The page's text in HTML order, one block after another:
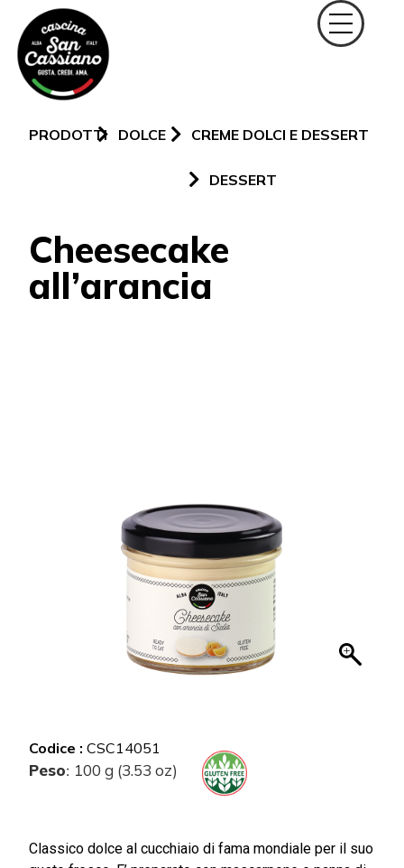
PRODOTTI DOLCE CREME DOLCI E DESSERT
DESSERT
Cheesecake
all’arancia
Codice : CSC14051
Peso: 100 g (3.53 oz)
Classico dolce al cucchiaio di fama mondiale per il suo